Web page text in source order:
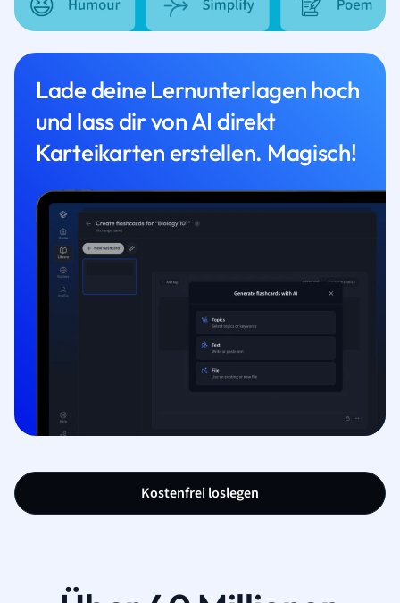
Lade deine Lernunterlagen hoch
und lass dir von AI direkt
Karteikarten erstellen. Magisch!
Kostenfrei loslegen